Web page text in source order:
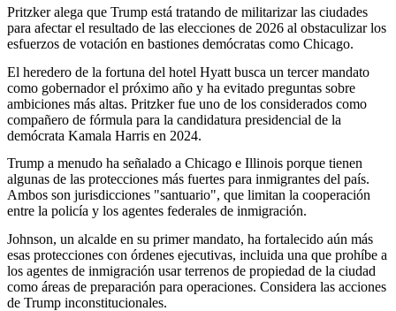
Pritzker alega que Trump está tratando de militarizar las ciudades
para afectar el resultado de las elecciones de 2026 al obstaculizar los
esfuerzos de votación en bastiones demócratas como Chicago.
El heredero de la fortuna del hotel Hyatt busca un tercer mandato
como gobernador el próximo año y ha evitado preguntas sobre
ambiciones más altas. Pritzker fue uno de los considerados como
compañero de fórmula para la candidatura presidencial de la
demócrata Kamala Harris en 2024.
Trump a menudo ha señalado a Chicago e Illinois porque tienen
algunas de las protecciones más fuertes para inmigrantes del país.
Ambos son jurisdicciones "santuario", que limitan la cooperación
entre la policía y los agentes federales de inmigración.
Johnson, un alcalde en su primer mandato, ha fortalecido aún más
esas protecciones con órdenes ejecutivas, incluida una que prohíbe a
los agentes de inmigración usar terrenos de propiedad de la ciudad
como áreas de preparación para operaciones. Considera las acciones
de Trump inconstitucionales.